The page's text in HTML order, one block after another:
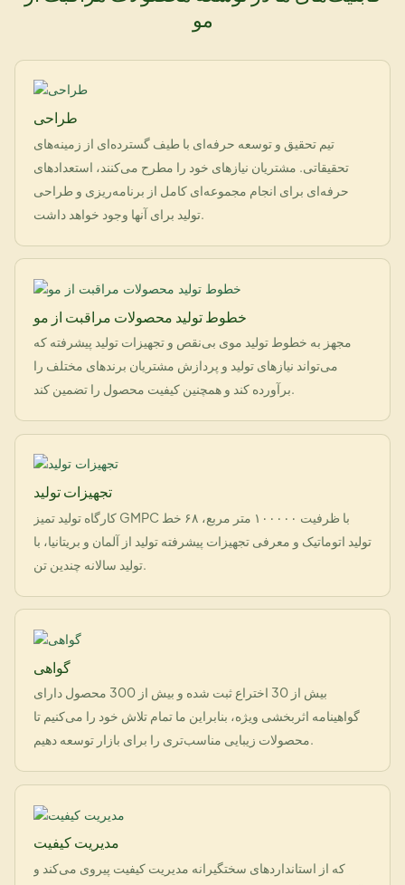
مو
طراحی
تیم تحقیق و توسعه حرفه‌ای با طیف گسترده‌ای از زمینه‌های
تحقیقاتی. مشتریان نیازهای خود را مطرح می‌کنند، استعدادهای
حرفه‌ای برای انجام مجموعه‌ای کامل از برنامه‌ریزی و طراحی
خطوط تولید محصولات مراقبت از مو
مجهز به خطوط تولید موی بی‌نقص و تجهیزات تولید پیشرفته که
می‌تواند نیازهای تولید و پردازش مشتریان برندهای مختلف را
برآورده کند و همچنین کیفیت محصول را تضمین کند.
تجهیزات تولید
کارگاه تولید تمیز GMPC با ظرفیت ۱۰۰۰۰۰ متر مربع، ۶۸ خط
تولید اتوماتیک و معرفی تجهیزات پیشرفته تولید از آلمان و بریتانیا، با
تولید سالانه چندین تن.
گواهی
بیش از 30 اختراع ثبت شده و بیش از 300 محصول دارای
گواهینامه اثربخشی ویژه، بنابراین ما تمام تلاش خود را می‌کنیم تا
محصولات زیبایی مناسب‌تری را برای بازار توسعه دهیم.
مدیریت کیفیت
که از استانداردهای سختگیرانه مدیریت کیفیت پیروی می‌کند و